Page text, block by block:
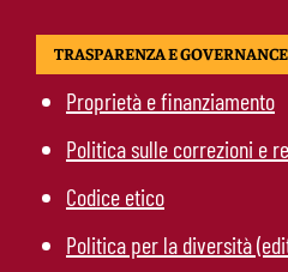
TRASPARENZA E GOVERNANCE
Proprietà e finanziamento
Politica sulle correzioni e
Codice etico
Politica per la diversità